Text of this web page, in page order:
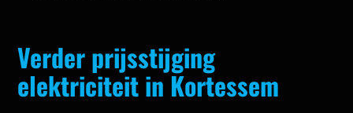
Verder prijsstijging
elektriciteit in Kortessem